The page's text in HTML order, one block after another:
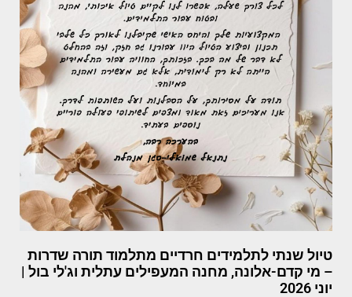
טיול שנתי לתלמידים חרדיים מתלמוד תורה שדרות
– מי קדם-אלונה, מחנה המעפילים עתלית וג'לי בול |
יוני 2026